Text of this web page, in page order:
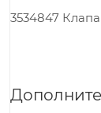
3534847